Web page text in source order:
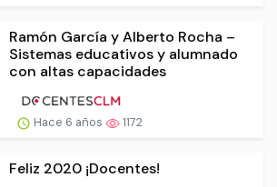
Ramón García y Alberto Rocha –
Sistemas educativos y alumnado
con altas capacidades
Hace 6 años 1172
Feliz 2020 ¡Docentes!